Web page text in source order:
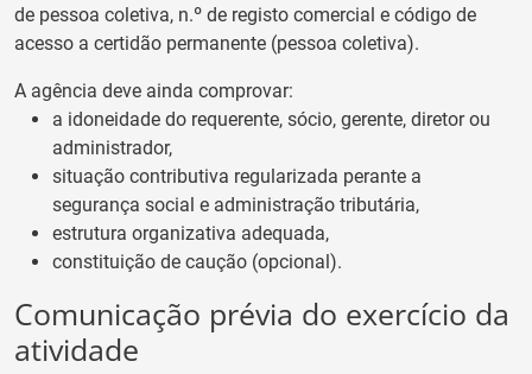
de pessoa coletiva, n.º de registo comercial e código de
acesso a certidão permanente (pessoa coletiva).
A agência deve ainda comprovar:
a idoneidade do requerente, sócio, gerente, diretor ou
administrador,
situação contributiva regularizada perante a
segurança social e administração tributária,
estrutura organizativa adequada,
constituição de caução (opcional).
Comunicação prévia do exercício da
atividade